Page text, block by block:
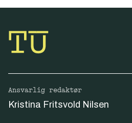
Ansvarlig redaktør
Kristina Fritsvold Nilsen